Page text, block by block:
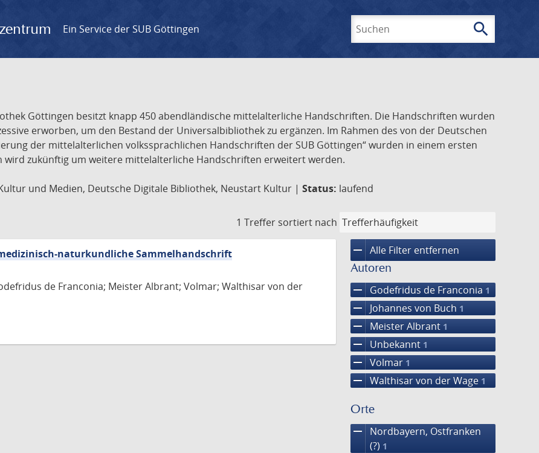
Ein Service der SUB Göttingen search
Göttingen besitzt knapp 450 abendländische mittelalterliche Handschriften. Die Handschriften wurden
erworben, um den Bestand der Universalbibliothek zu ergänzen. Im Rahmen des von der Deutschen
der mittelalterlichen volkssprachlichen Handschriften der SUB Göttingen“ wurden in einem ersten
zukünftig um weitere mittelalterliche Handschriften erweitert werden.
und Medien, Deutsche Digitale Bibliothek, Neustart Kultur | Status: laufend
1 Treffer sortiert nach
remove Alle Filter entfernen
Autoren
remove Godefridus de Franconia 1
remove Johannes von Buch 1
remove Meister Albrant 1
remove Unbekannt 1
remove Volmar 1
remove Walthisar von der Wage 1
Orte
remove
Nordbayern, Ostfranken
(?) 1
naturkundliche Sammelhandschrift
de Franconia; Meister Albrant; Volmar; Walthisar von der